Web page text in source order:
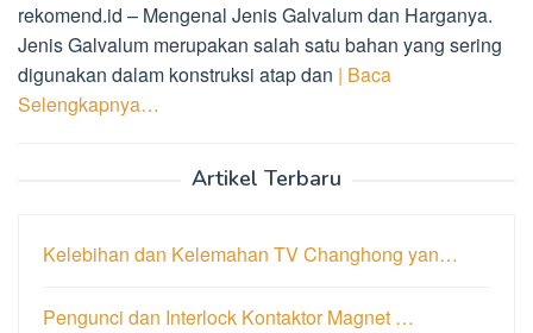
rekomend.id – Mengenal Jenis Galvalum dan Harganya.
Jenis Galvalum merupakan salah satu bahan yang sering
digunakan dalam konstruksi atap dan | Baca
Selengkapnya…
Artikel Terbaru
Kelebihan dan Kelemahan TV Changhong yan…
Pengunci dan Interlock Kontaktor Magnet …